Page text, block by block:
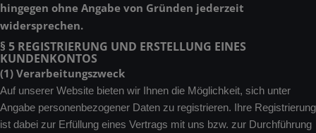
hingegen ohne Angabe von Gründen jederzeit
widersprechen.
§ 5 REGISTRIERUNG UND ERSTELLUNG EINES
KUNDENKONTOS
(1) Verarbeitungszweck
Auf unserer Website bieten wir Ihnen die Möglichkeit, sich unter
Angabe personenbezogener Daten zu registrieren. Ihre Registrierung
ist dabei zur Erfüllung eines Vertrags mit uns bzw. zur Durchführung